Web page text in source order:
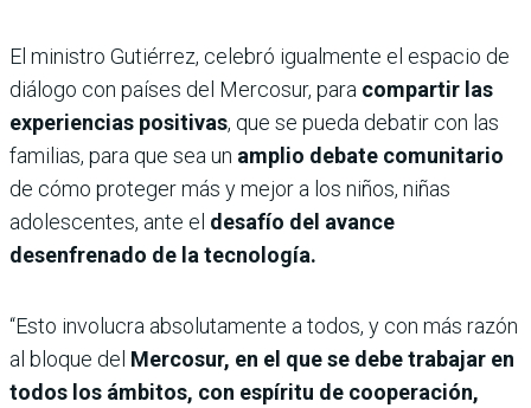
El ministro Gutiérrez, celebró igualmente el espacio de
diálogo con países del Mercosur, para compartir las
experiencias positivas, que se pueda debatir con las
familias, para que sea un amplio debate comunitario
de cómo proteger más y mejor a los niños, niñas
adolescentes, ante el desafío del avance
desenfrenado de la tecnología.
“Esto involucra absolutamente a todos, y con más razón
al bloque del Mercosur, en el que se debe trabajar en
todos los ámbitos, con espíritu de cooperación,